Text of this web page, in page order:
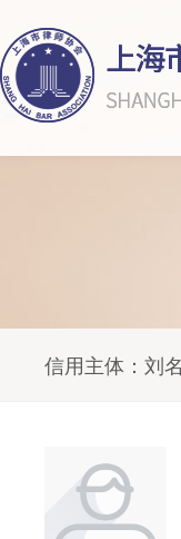
信用主体： 刘